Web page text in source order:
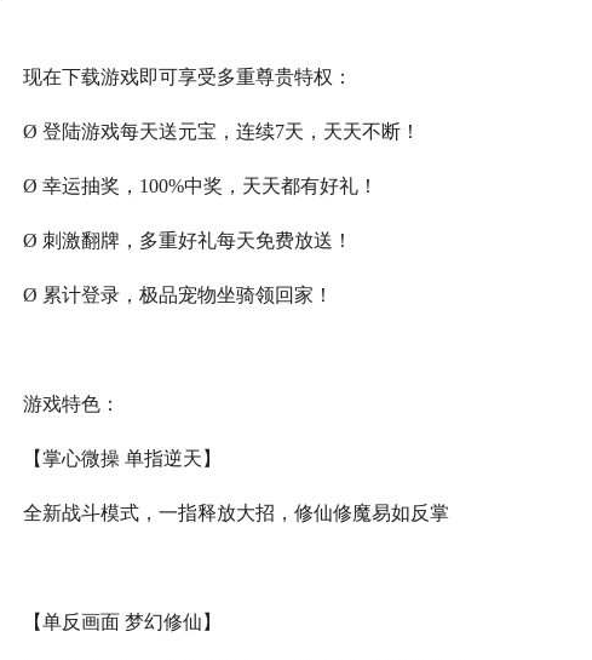
现在下载游戏即可享受多重尊贵特权：
Ø 登陆游戏每天送元宝，连续7天，天天不断！
Ø 幸运抽奖，100%中奖，天天都有好礼！
Ø 刺激翻牌，多重好礼每天免费放送！
Ø 累计登录，极品宠物坐骑领回家！
游戏特色：
【掌心微操 单指逆天】
全新战斗模式，一指释放大招，修仙修魔易如反掌
【单反画面 梦幻修仙】